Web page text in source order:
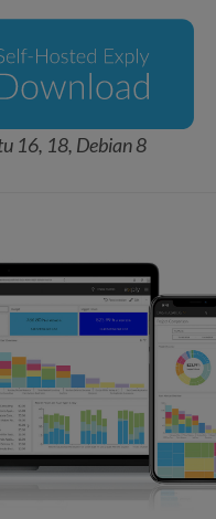
16, 18, Debian 8